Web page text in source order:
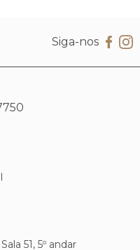
Siga-nos
51, 5º andar